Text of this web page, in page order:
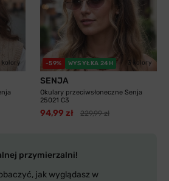
kolory -59% WYSYŁKA 24H 3 kolory
SENJA
Okulary przeciwsłoneczne Senja
25021 C3
94,99 zł 229,99 zł
przymierzalni!
jak wyglądasz w